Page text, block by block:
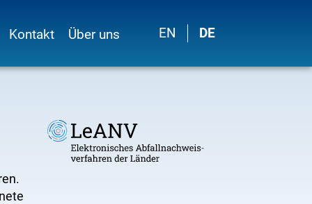
Kontakt Über uns EN DE